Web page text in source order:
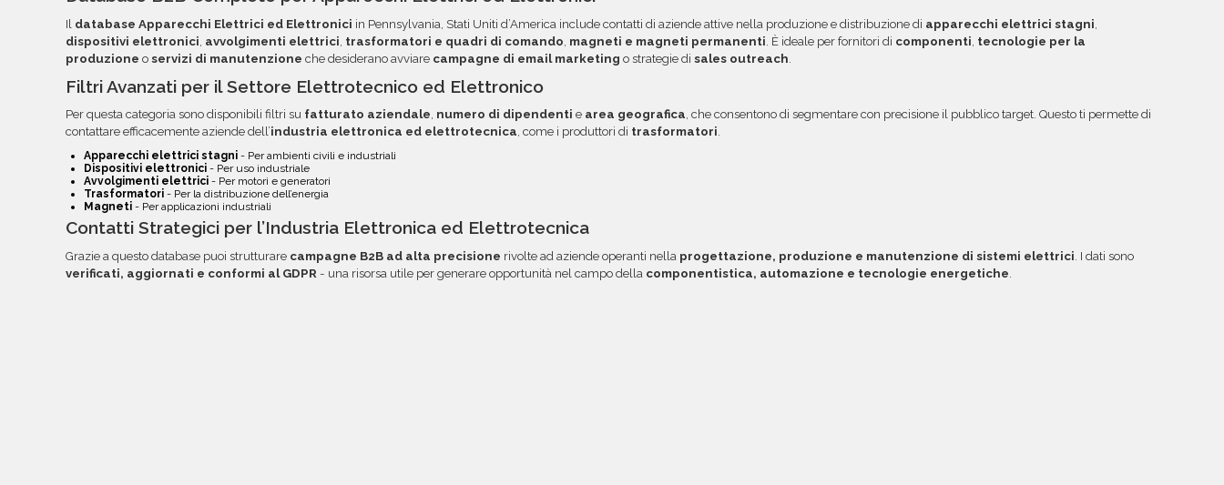
colonne per semplificare la lettura, l'ordinamento e l'utilizzo dei dati. Una
volta pronti, troverai file e documentazione nella tua area riservata, con
link diretto via email.
opzione.
Il database Apparecchi Elettrici ed Elettronici in Pennsylvania, Stati Uniti d’America include contatti di aziende attive nella produzione e distribuzione di apparecchi elettrici stagni
dispositivi elettronici avvolgimenti elettrici trasformatori e quadri di comando magneti e magneti permanenti . È ideale per fornitori di componenti tecnologie per la
produzione o servizi di manutenzione che desiderano avviare campagne di email marketing o strategie di sales outreach
Filtri Avanzati per il Settore Elettrotecnico ed Elettronico
Per questa categoria sono disponibili filtri su fatturato aziendale, numero di dipendenti e area geografica, che consentono di segmentare con precisione il pubblico target. Questo ti permette di
contattare efficacemente aziende dell’industria elettronica ed elettrotecnica, come i produttori di trasformatori.
Apparecchi elettrici stagni - Per ambienti civili e industriali
Dispositivi elettronici - Per uso industriale
Avvolgimenti elettrici - Per motori e generatori
Trasformatori - Per la distribuzione dell’energia
Magneti - Per applicazioni industriali
Contatti Strategici per l’Industria Elettronica ed Elettrotecnica
Grazie a questo database puoi strutturare campagne B2B ad alta precisione rivolte ad aziende operanti nella progettazione, produzione e manutenzione di sistemi elettrici . I dati sono
verificati, aggiornati e conformi al GDPR - una risorsa utile per generare opportunità nel campo della componentistica, automazione e tecnologie energetiche